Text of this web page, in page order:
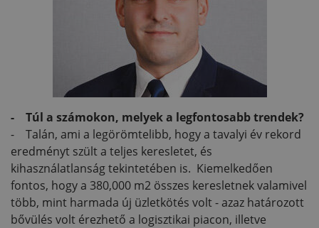
- Túl a számokon, melyek a legfontosabb trendek?
- Talán, ami a legörömtelibb, hogy a tavalyi év rekord
eredményt szült a teljes keresletet, és
kihasználatlanság tekintetében is. Kiemelkedően
fontos, hogy a 380,000 m2 összes keresletnek valamivel
több, mint harmada új üzletkötés volt - azaz határozott
bővülés volt érezhető a logisztikai piacon, illetve